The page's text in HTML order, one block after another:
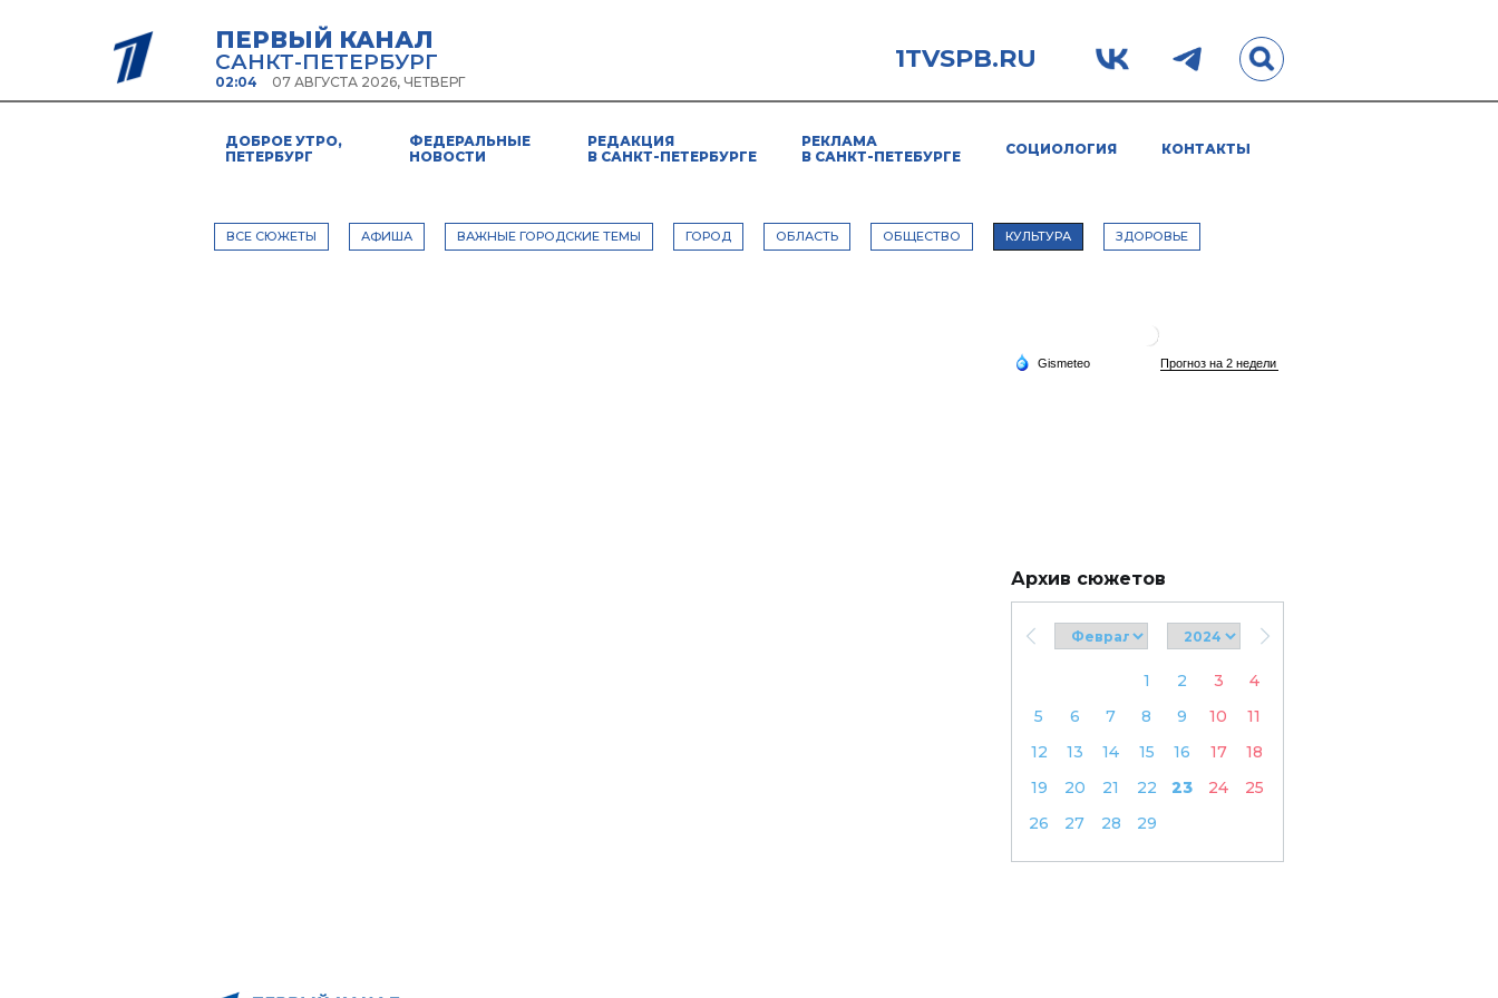
ПЕРВЫЙ КАНАЛ
САНКТ-ПЕТЕРБУРГ
02:04 07 АВГУСТА 2026, ЧЕТВЕРГ
1TVSPB.RU
ДОБРОЕ УТРО,
ПЕТЕРБУРГ
ФЕДЕРАЛЬНЫЕ
НОВОСТИ
РЕДАКЦИЯ
В САНКТ-ПЕТЕРБУРГЕ
РЕКЛАМА
В САНКТ-ПЕТЕБУРГЕ
СОЦИОЛОГИЯ КОНТАКТЫ
ВСЕ СЮЖЕТЫ АФИША ВАЖНЫЕ ГОРОДСКИЕ ТЕМЫ ГОРОД ОБЛАСТЬ ОБЩЕСТВО КУЛЬТУРА ЗДОРОВЬЕ
Архив сюжетов
1 2 3
4
5
6 7 8 9 10
11
12
13 14 15 16 17
18
19
20 21 22 23 24
25
26
27 28 29